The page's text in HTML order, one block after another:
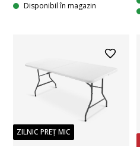
Disponibil în magazin
ZILNIC PREȚ MIC